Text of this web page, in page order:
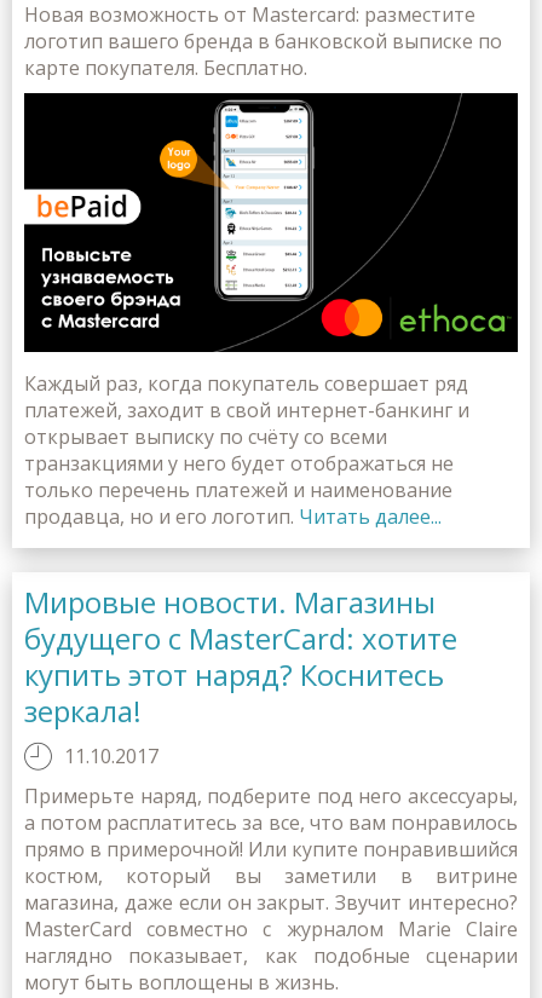
Новая возможность от Mastercard: разместите
логотип вашего бренда в банковской выписке по
карте покупателя. Бесплатно.
Каждый раз, когда покупатель совершает ряд
платежей, заходит в свой интернет-банкинг и
открывает выписку по счёту со всеми
транзакциями у него будет отображаться не
только перечень платежей и наименование
продавца, но и его логотип. Читать далее...
Мировые новости. Магазины
будущего с MasterCard: хотите
купить этот наряд? Коснитесь
зеркала!
11.10.2017
Примерьте наряд, подберите под него аксессуары,
а потом расплатитесь за все, что вам понравилось
прямо в примерочной! Или купите понравившийся
костюм, который вы заметили в витрине
магазина, даже если он закрыт. Звучит интересно?
MasterCard совместно с журналом Marie Claire
наглядно показывает, как подобные сценарии
могут быть воплощены в жизнь.